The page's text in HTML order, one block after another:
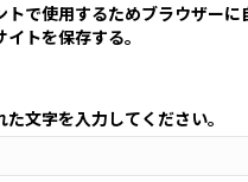
トで使用するためブラウザー
トを保存する。
文字を入力してください。